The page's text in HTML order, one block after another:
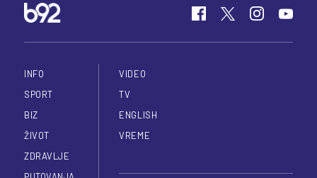
INFO
SPORT
BIZ
ŽIVOT
ZDRAVLJE
VIDEO
TV
ENGLISH
VREME